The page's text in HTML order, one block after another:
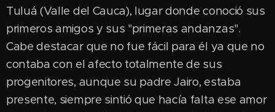
Tuluá (Valle del Cauca), lugar donde conoció sus
primeros amigos y sus "primeras andanzas".
Cabe destacar que no fue fácil para él ya que no
contaba con el afecto totalmente de sus
progenitores, aunque su padre Jairo, estaba
presente, siempre sintió que hacía falta ese amor